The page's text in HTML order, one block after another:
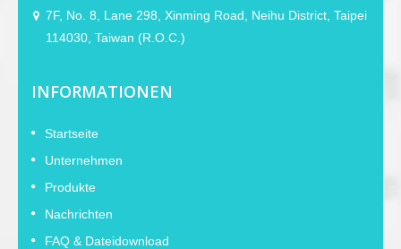
7F, No. 8, Lane 298, Xinming Road, Neihu District, Taipei
114030, Taiwan (R.O.C.)
INFORMATIONEN
Startseite
Unternehmen
Produkte
Nachrichten
FAQ & Dateidownload